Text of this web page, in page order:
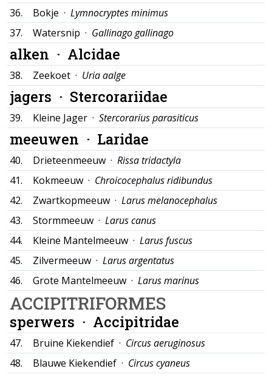
36.
Bokje · Lymnocryptes minimus
37.
Watersnip · Gallinago gallinago
alken · Alcidae
38. Zeekoet · Uria aalge
jagers · Stercorariidae
39. Kleine Jager · Stercorarius parasiticus
meeuwen · Laridae
40. Drieteenmeeuw · Rissa tridactyla
41.
Kokmeeuw · Chroicocephalus ridibundus
42.
Zwartkopmeeuw · Larus melanocephalus
43.
Stormmeeuw · Larus canus
44.
Kleine Mantelmeeuw · Larus fuscus
45.
Zilvermeeuw · Larus argentatus
46.
Grote Mantelmeeuw · Larus marinus
ACCIPITRIFORMES
sperwers · Accipitridae
47. Bruine Kiekendief · Circus aeruginosus
48.
Blauwe Kiekendief · Circus cyaneus